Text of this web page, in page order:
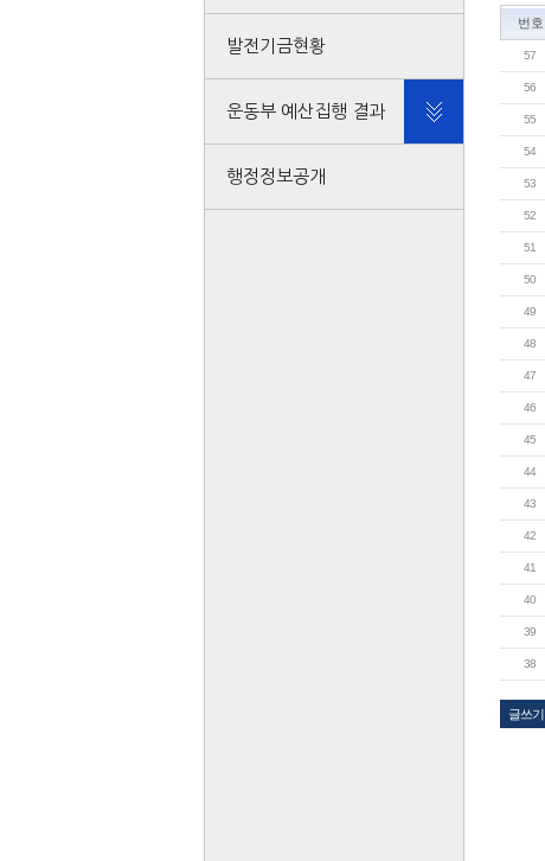
발전기금현황
운동부 예산집행 결과
행정정보공개
번호
57
56
55
54
53
52
51
50
49
48
47
46
45
44
43
42
41
40
39
38
글쓰기